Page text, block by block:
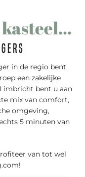
in de regio bent
een zakelijke
bent u aan
mix van comfort,
omgeving,
5 minuten van
van tot wel